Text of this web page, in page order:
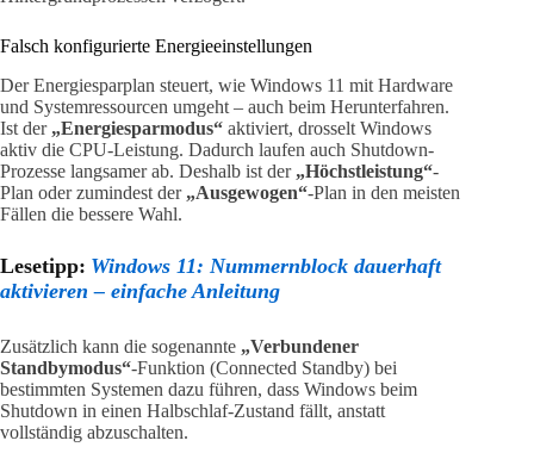
Falsch konfigurierte Energieeinstellungen
Der Energiesparplan steuert, wie Windows 11 mit Hardware
und Systemressourcen umgeht – auch beim Herunterfahren.
Ist der „Energiesparmodus“ aktiviert, drosselt Windows
aktiv die CPU-Leistung. Dadurch laufen auch Shutdown-
Prozesse langsamer ab. Deshalb ist der „Höchstleistung“-
Plan oder zumindest der „Ausgewogen“-Plan in den meisten
Fällen die bessere Wahl.
Lesetipp: Windows 11: Nummernblock dauerhaft
aktivieren – einfache Anleitung
Zusätzlich kann die sogenannte „Verbundener
Standbymodus“-Funktion (Connected Standby) bei
bestimmten Systemen dazu führen, dass Windows beim
Shutdown in einen Halbschlaf-Zustand fällt, anstatt
vollständig abzuschalten.